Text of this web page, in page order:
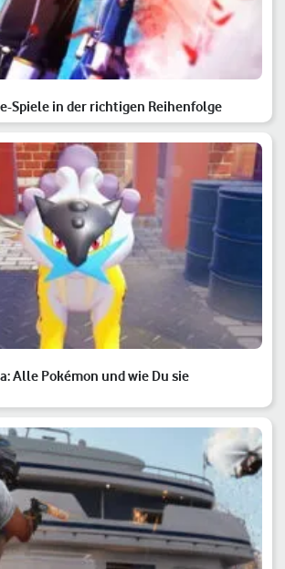
Spiele in der richtigen Reihenfolge
Alle Pokémon und wie Du sie